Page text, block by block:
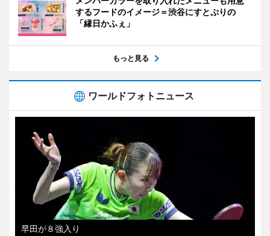
するフードのイメージ＝渋谷にすとぷりの
「縁日かふぇ」
もっと見る
ワールドフォトニュース
早田が８強入り